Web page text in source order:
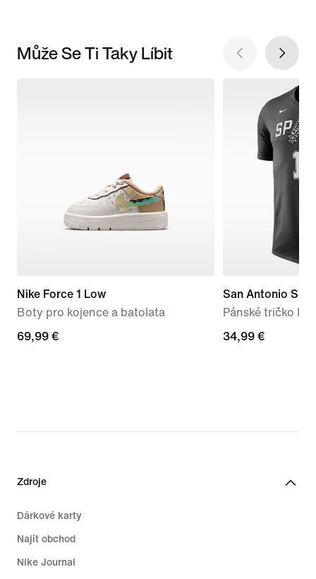
Může Se Ti Taky Líbit
Nike Force 1 Low
Boty pro kojence a batolata
69,99 €
69,99 €
San Antonio
Pánské tričko
34,99 €
34,99 €
Zdroje
Dárkové karty
Najít obchod
Nike Journal